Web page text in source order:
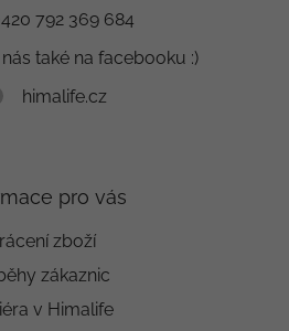
792 369 684
také na facebooku :)
himalife.cz
pro vás
zboží
zákaznic
v Himalife